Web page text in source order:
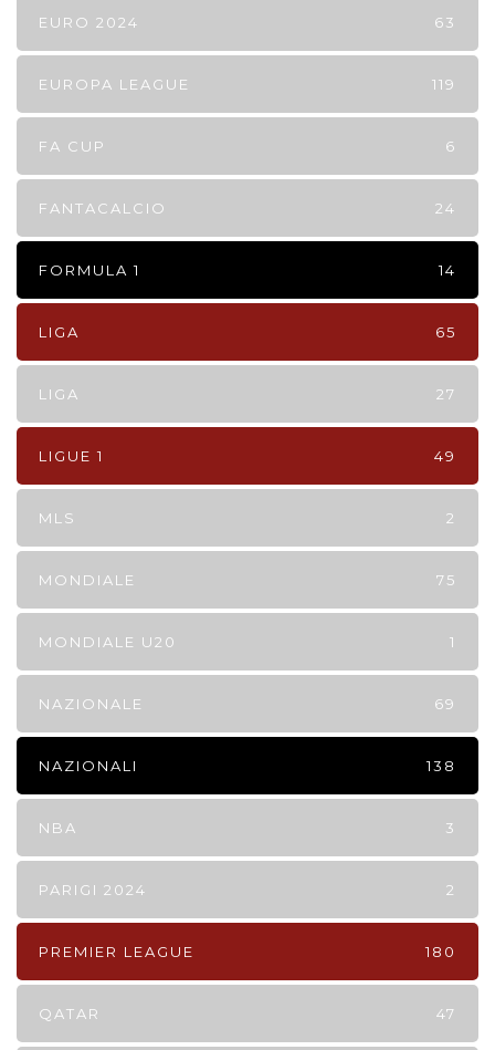
EURO 2024 63
EUROPA LEAGUE 119
FA CUP 6
FANTACALCIO 24
FORMULA 1 14
LIGA 65
LIGA 27
LIGUE 1 49
MLS 2
MONDIALE 75
MONDIALE U20 1
NAZIONALE 69
NAZIONALI 138
NBA 3
PARIGI 2024 2
PREMIER LEAGUE 180
QATAR 47